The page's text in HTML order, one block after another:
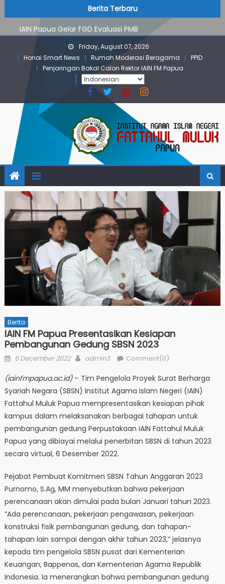
to
content
Berita Terbaru
IAIN Papua Gelar FGD Evaluasi PMB
KKN IAIN Papua: Kelompok Skow Sae Kolaborasi dengan
KKN UGM dan Uncen
Para Mahasiswa PGMI IAIN Papua Tembus Jurnal
Terindeks Google Scholar
Pembekalan KKN: Bangun Komunikasi Aktif dengan
Masyarakat
PMB Jalur Mandiri: Peserta Ujian Dari Lanny Jaya Hingga
Maluku
Friday, August 07, 2026
Honai Smart News
Rumah Moderasi Beragama
PPID
Penjaringan Bakal Calon Rektor IAIN FM Papua
Berita
IAIN FM Papua Presentasikan Kesiapan
Pembangunan Gedung SBSN 2023
Posted
6 December 2022 Author
admin3 Comment(0)
(iainfmpapua.ac.id)– Tim Pengelola Proyek Surat Berharga
Syariah Negara (SBSN) Institut Agama Islam Negeri (IAIN)
Fattahul Muluk Papua mempresentasikan kesiapan pihak
kampus dalam melaksanakan berbagai tahapan untuk
pembangunan gedung Perpustakaan IAIN Fattahul Muluk
Papua yang dibiayai melalui penerbitan SBSN di tahun 2023
secara virtual, 6 Desember 2022.
Pejabat Pembuat Komitmen SBSN Tahun Anggaran 2023
Purnomo, S.Ag, MM menyebutkan bahwa pekerjaan
perencanaan akan dimulai pada bulan Januari tahun 2023.
“Ada perencanaan, pekerjaan pengawasan, pekerjaan
konstruksi fisik pembangunan gedung, dan tahapan-
tahapan lain sampai dengan akhir tahun 2023,” jelasnya
kepada tim pengelola SBSN pusat dari Kementerian
Keuangan, Bappenas, dan Kementerian Agama Republik
Indonesia. Ia menerangkan bahwa pembangunan gedung